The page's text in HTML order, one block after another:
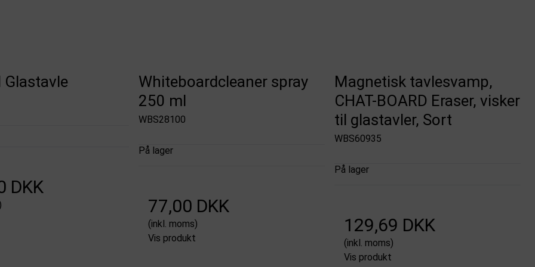
DKK
Whiteboardcleaner spray
250 ml
WBS28100
På lager
77,00 DKK
(inkl. moms)
Vis produkt
Magnetisk tavlesvamp,
CHAT-BOARD Eraser, visker
til glastavler, Sort
WBS60935
På lager
129,69 DKK
(inkl. moms)
Vis produkt